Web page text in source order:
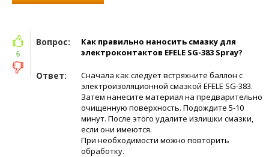
Вопрос:
Как правильно наносить смазку для
электроконтактов EFELE SG-383 Spray?
Ответ:
Сначала как следует встряхните баллон с
электроизоляционной смазкой EFELE SG-383.
Затем нанесите материал на предварительно
очищенную поверхность. Подождите 5-10
минут. После этого удалите излишки смазки,
если они имеются.
При необходимости можно повторить
обработку.
6